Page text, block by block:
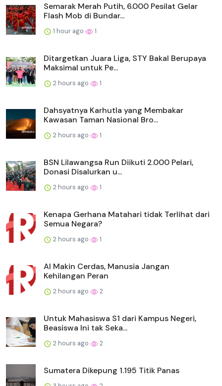
Semarak Merah Putih, 6.000 Pesilat Gelar
Flash Mob di Bundar...
1 hour ago 1
Ditargetkan Juara Liga, STY Bakal Berupaya
Maksimal untuk Pe...
2 hours ago 1
Dahsyatnya Karhutla yang Membakar
Kawasan Taman Nasional Bro...
2 hours ago 1
BSN Lilawangsa Run Diikuti 2.000 Pelari,
Donasi Disalurkan u...
2 hours ago 1
Kenapa Gerhana Matahari tidak Terlihat dari
Semua Negara?
2 hours ago 1
AI Makin Cerdas, Manusia Jangan
Kehilangan Peran
2 hours ago 2
Untuk Mahasiswa S1 dari Kampus Negeri,
Beasiswa Ini tak Seka...
2 hours ago 2
Sumatera Dikepung 1.195 Titik Panas